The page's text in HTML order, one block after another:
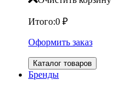
Итого:0 ₽
Оформить заказ
Каталог товаров
Бренды